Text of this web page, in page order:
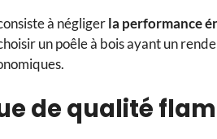
à négligerla performance
un poêle à bois ayant un
de qualité